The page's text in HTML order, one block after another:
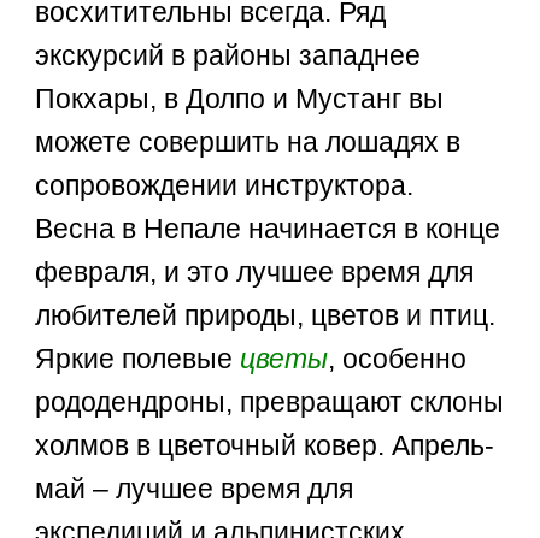
восхитительны всегда. Ряд
экскурсий в районы западнее
Покхары, в Долпо и Мустанг вы
можете совершить на лошадях в
сопровождении инструктора.
Весна в Непале начинается в конце
февраля, и это лучшее время для
любителей природы, цветов и птиц.
Яркие полевые цветы, особенно
рододендроны, превращают склоны
холмов в цветочный ковер. Апрель-
май – лучшее время для
экспедиций и альпинистских